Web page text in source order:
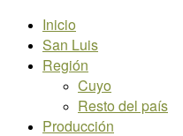
Inicio
San Luis
Región
Cuyo
Resto del país
Producción